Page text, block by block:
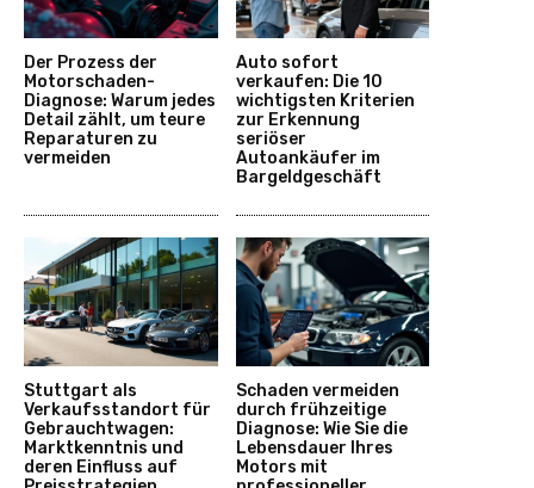
Der Prozess der
Motorschaden-
Diagnose: Warum jedes
Detail zählt, um teure
Reparaturen zu
vermeiden
Auto sofort
verkaufen: Die 10
wichtigsten Kriterien
zur Erkennung
seriöser
Autoankäufer im
Bargeldgeschäft
Stuttgart als
Verkaufsstandort für
Gebrauchtwagen:
Marktkenntnis und
deren Einfluss auf
Schaden vermeiden
durch frühzeitige
Diagnose: Wie Sie die
Lebensdauer Ihres
Motors mit